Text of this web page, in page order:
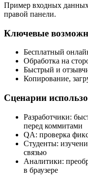
Пример входных
правой панели.
Ключевые
Бесплатный
Обработка на
Быстрый и
Копирование,
Сценарии
Разработчики:
перед коммитами
QA: проверка
Студенты:
связью
Аналитики:
в браузере